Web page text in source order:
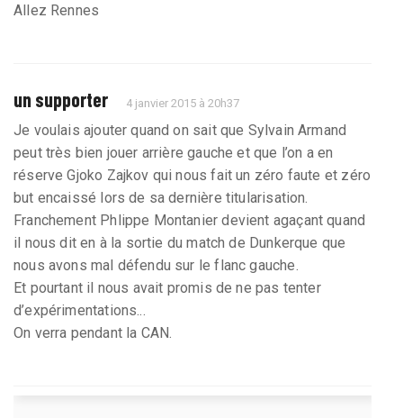
Allez Rennes
un supporter 4 janvier 2015 à 20h37
Je voulais ajouter quand on sait que Sylvain Armand
peut très bien jouer arrière gauche et que l’on a en
réserve Gjoko Zajkov qui nous fait un zéro faute et zéro
but encaissé lors de sa dernière titularisation.
Franchement Phlippe Montanier devient agaçant quand
il nous dit en à la sortie du match de Dunkerque que
nous avons mal défendu sur le flanc gauche.
Et pourtant il nous avait promis de ne pas tenter
d’expérimentations...
On verra pendant la CAN.